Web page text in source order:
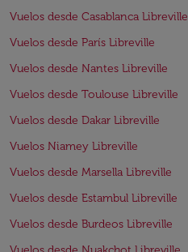
Vuelos desde Casablanca Libreville
Vuelos desde París Libreville
Vuelos desde Nantes Libreville
Vuelos desde Toulouse Libreville
Vuelos desde Dakar Libreville
Vuelos Niamey Libreville
Vuelos desde Marsella Libreville
Vuelos desde Estambul Libreville
Vuelos desde Burdeos Libreville